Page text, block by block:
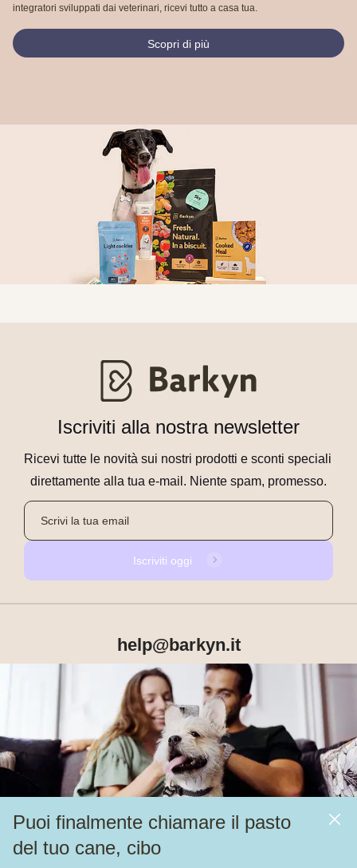
integratori sviluppati dai veterinari, ricevi tutto a casa tua.
Scopri di più
Puoi finalmente chiamare il pasto
del tuo cane, cibo
Iscriviti alla nostra newsletter
Ricevi tutte le novità sui nostri prodotti e sconti speciali
direttamente alla tua e-mail. Niente spam, promesso.
Iscriviti oggi
help@barkyn.it
Prodotti
Altri link
Alimentazione